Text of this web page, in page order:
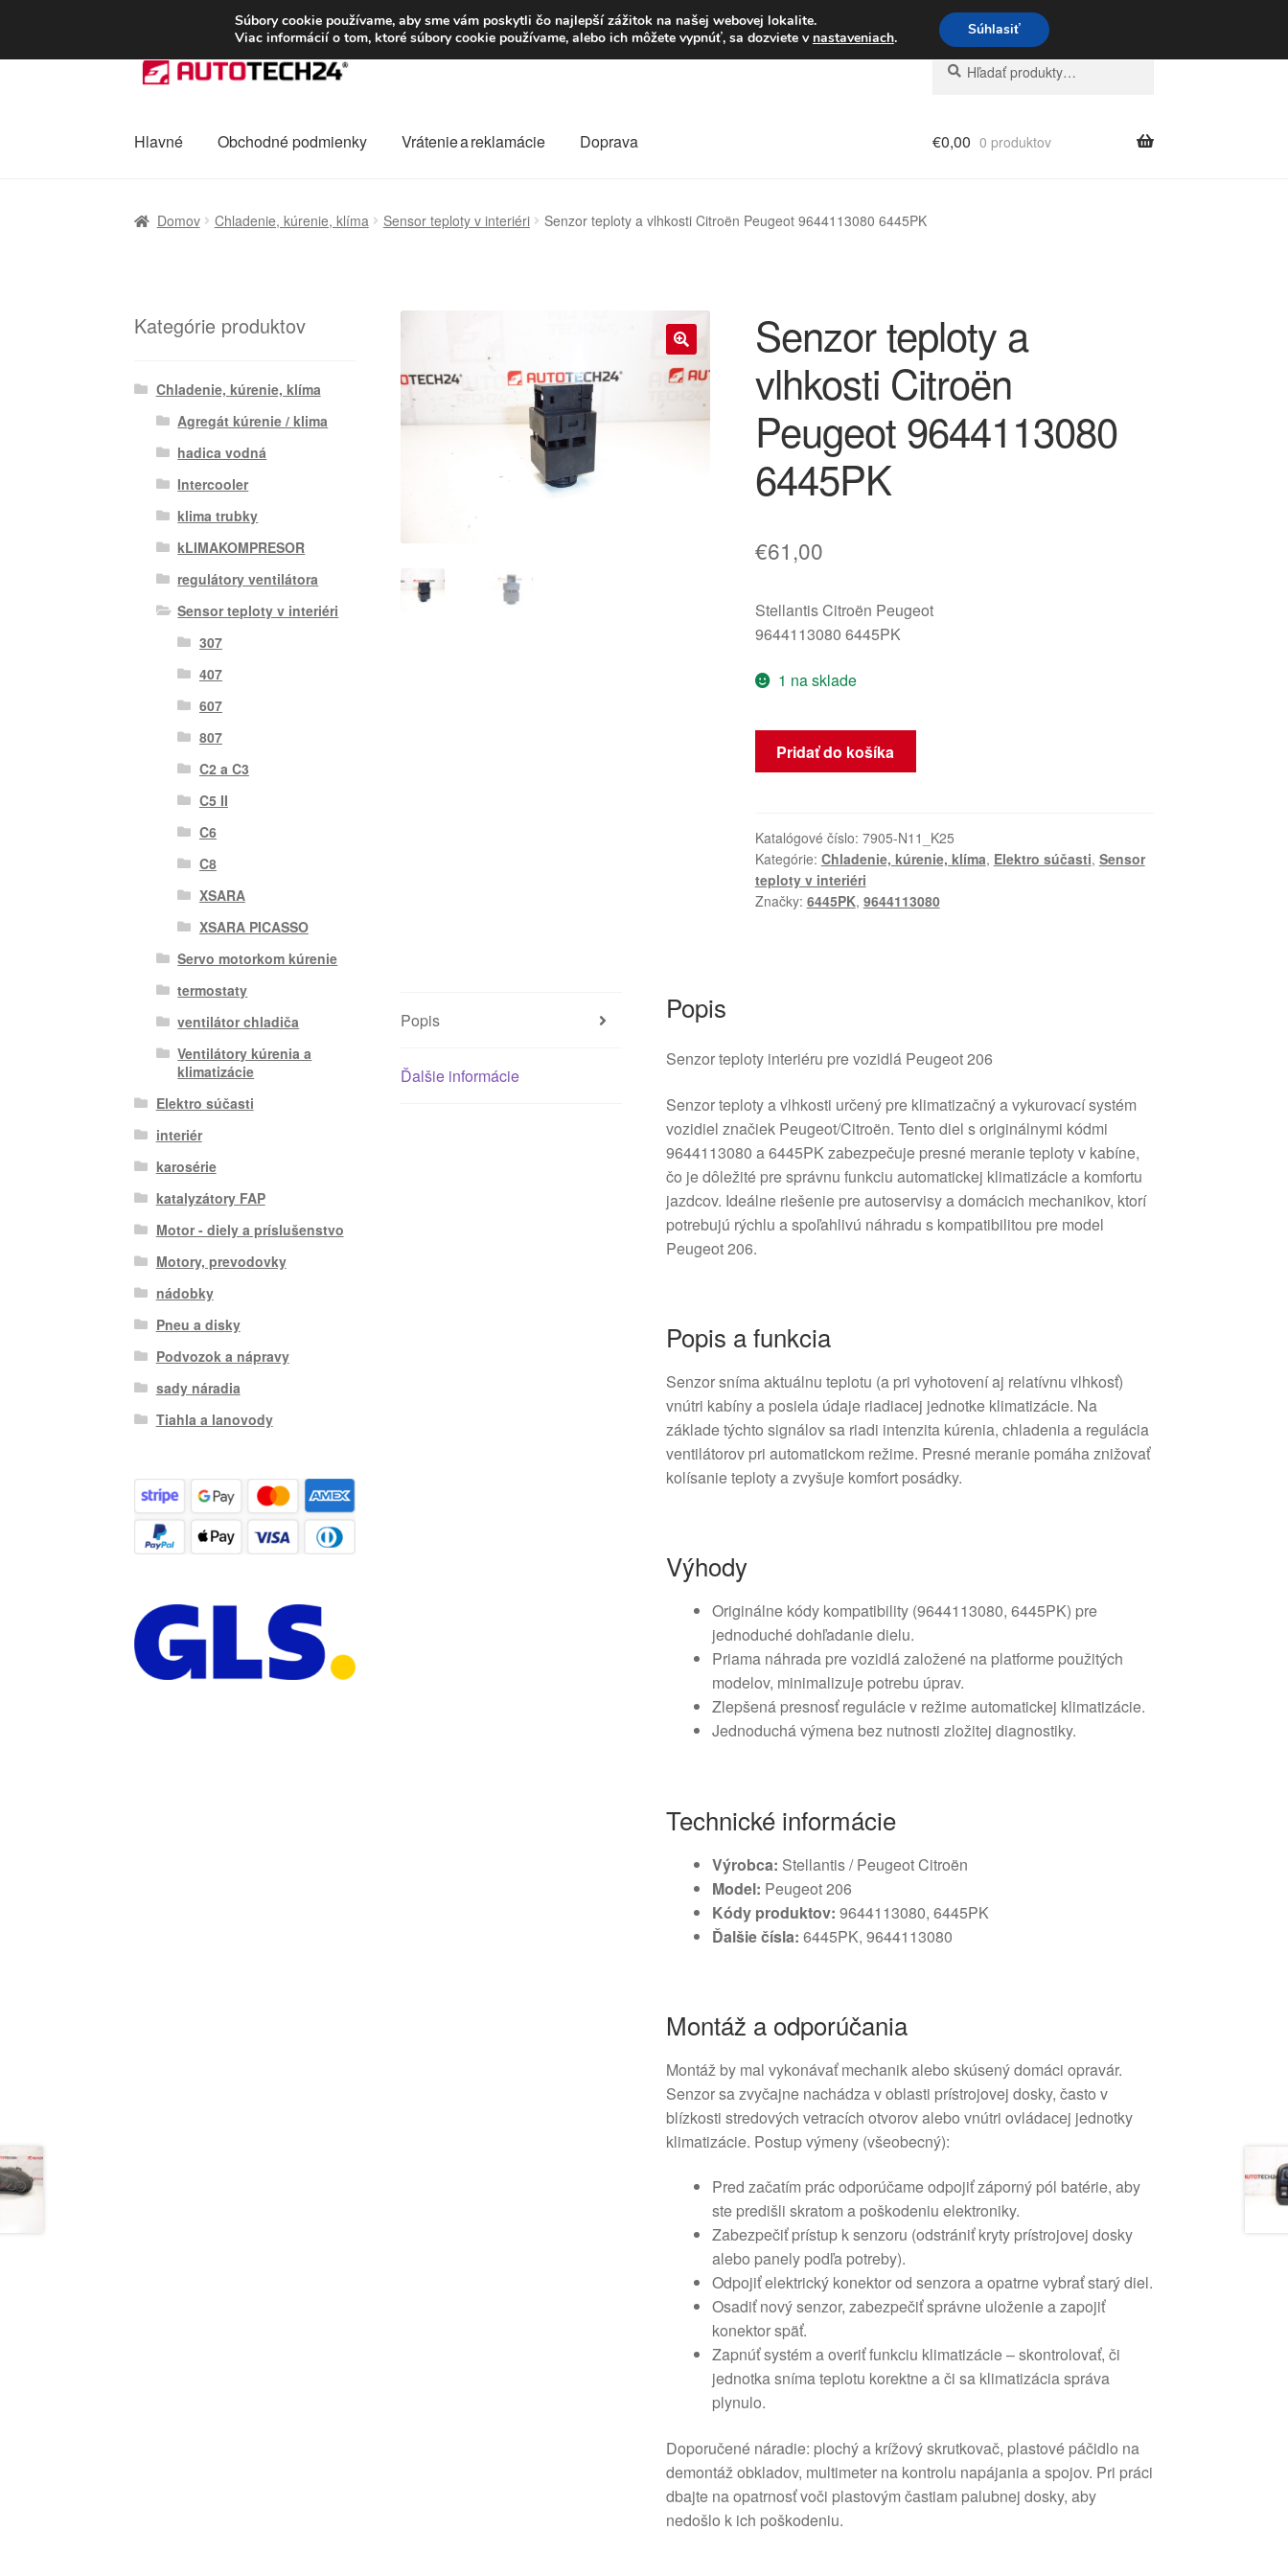
DOPRAVA od 6 EUR Po–Pi 09:00–16:00 233 221 276
Preskočiť
na
Preskočiť
na
Hľadať:
Vyhľadávanie
Hlavné Obchodné podmienky Vrátenie a reklamácie Doprava €0,00 0 produktov
Domov Chladenie, kúrenie, klíma Sensor teploty v interiéri Senzor teploty a vlhkosti Citroën Peugeot 9644113080 6445PK
🔍
Senzor teploty a
vlhkosti Citroën
Peugeot 9644113080
6445PK
€61,00
Stellantis Citroën Peugeot
9644113080 6445PK
1 na sklade
množstvo
Senzor
vlhkosti
Citroën
Peugeot
9644113080
Pridať do košíka
Katalógové číslo: 7905-N11_K25
Kategórie: Chladenie, kúrenie, klíma, Elektro súčasti, Sensor
teploty v interiéri
Značky: 6445PK, 9644113080
Popis
Ďalšie informácie
Popis
Senzor teploty interiéru pre vozidlá Peugeot 206
Senzor teploty a vlhkosti určený pre klimatizačný a vykurovací systém
vozidiel značiek Peugeot/Citroën. Tento diel s originálnymi kódmi
9644113080 a 6445PK zabezpečuje presné meranie teploty v kabíne,
čo je dôležité pre správnu funkciu automatickej klimatizácie a komfortu
jazdcov. Ideálne riešenie pre autoservisy a domácich mechanikov, ktorí
potrebujú rýchlu a spoľahlivú náhradu s kompatibilitou pre model
Peugeot 206.
Popis a funkcia
Senzor sníma aktuálnu teplotu (a pri vyhotovení aj relatívnu vlhkosť)
vnútri kabíny a posiela údaje riadiacej jednotke klimatizácie. Na
základe týchto signálov sa riadi intenzita kúrenia, chladenia a regulácia
ventilátorov pri automatickom režime. Presné meranie pomáha znižovať
kolísanie teploty a zvyšuje komfort posádky.
Výhody
Originálne kódy kompatibility (9644113080, 6445PK) pre
jednoduché dohľadanie dielu.
Priama náhrada pre vozidlá založené na platforme použitých
modelov, minimalizuje potrebu úprav.
Zlepšená presnosť regulácie v režime automatickej klimatizácie.
Jednoduchá výmena bez nutnosti zložitej diagnostiky.
Technické informácie
Výrobca: Stellantis / Peugeot Citroën
Model: Peugeot 206
Kódy produktov: 9644113080, 6445PK
Ďalšie čísla: 6445PK, 9644113080
Montáž a odporúčania
Montáž by mal vykonávať mechanik alebo skúsený domáci opravár.
Senzor sa zvyčajne nachádza v oblasti prístrojovej dosky, často v
blízkosti stredových vetracích otvorov alebo vnútri ovládacej jednotky
klimatizácie. Postup výmeny (všeobecný):
Pred začatím prác odporúčame odpojiť záporný pól batérie, aby
ste predišli skratom a poškodeniu elektroniky.
Zabezpečiť prístup k senzoru (odstrániť kryty prístrojovej dosky
alebo panely podľa potreby).
Odpojiť elektrický konektor od senzora a opatrne vybrať starý diel.
Osadiť nový senzor, zabezpečiť správne uloženie a zapojiť
konektor späť.
Zapnúť systém a overiť funkciu klimatizácie – skontrolovať, či
jednotka sníma teplotu korektne a či sa klimatizácia správa
plynulo.
Doporučené náradie: plochý a krížový skrutkovač, plastové páčidlo na
demontáž obkladov, multimeter na kontrolu napájania a spojov. Pri práci
dbajte na opatrnosť voči plastovým častiam palubnej dosky, aby
nedošlo k ich poškodeniu.
Kategórie produktov
Chladenie, kúrenie, klíma
Agregát kúrenie / klima
hadica vodná
Intercooler
klima trubky
kLIMAKOMPRESOR
regulátory ventilátora
Sensor teploty v interiéri
307
407
607
807
C2 a C3
C5 II
C6
C8
XSARA
XSARA PICASSO
Servo motorkom kúrenie
termostaty
ventilátor chladiča
Ventilátory kúrenia a
klimatizácie
Elektro súčasti
interiér
karosérie
katalyzátory FAP
Motor - diely a príslušenstvo
Motory, prevodovky
nádobky
Pneu a disky
Podvozok a nápravy
sady náradia
Tiahla a lanovody
Súbory cookie používame, aby sme vám poskytli čo najlepší zážitok na našej webovej lokalite.
Viac informácií o tom, ktoré súbory cookie používame, alebo ich môžete vypnúť, sa dozviete v nastaveniach. Súhlasiť